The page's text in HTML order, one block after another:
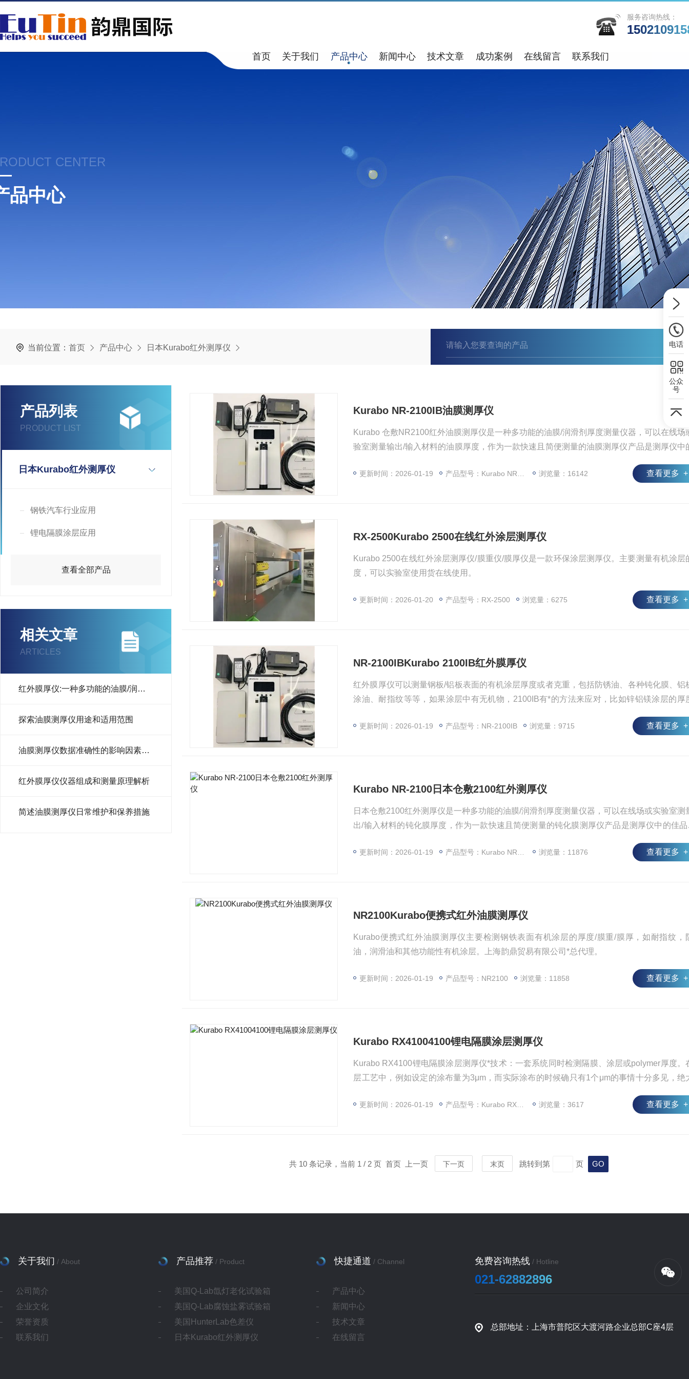
服务咨询热线：
首页 关于我们 产品中心 新闻中心 技术文章 成功案例 在线留言 联系我们
CENTER
品中心
当前位置： 首页 产品中心 日本Kurabo红外测厚仪
产品列表
PRODUCT LIST
日本Kurabo红外测厚仪
钢铁汽车行业应用
锂电隔膜涂层应用
查看全部产品
相关文章
ARTICLES
红外膜厚仪:一种多功能的油膜/润滑剂厚度测量仪器
探索油膜测厚仪用途和适用范围
油膜测厚仪数据准确性的影响因素分析
红外膜厚仪仪器组成和测量原理解析
简述油膜测厚仪日常维护和保养措施
Kurabo NR-2100IB油膜测厚仪
Kurabo 仓敷NR2100红外油膜测厚仪是一种多功能的油膜/润滑剂厚度测量仪器，可以在线场
验室测量输出/输入材料的油膜厚度，作为一款快速且简便测量的油膜测厚仪产品是测厚仪中
更新时间：2026-01-19 产品型号：Kurabo NR-2100IB 浏览量：16142 查看更多 +
RX-2500Kurabo 2500在线红外涂层测厚仪
Kurabo 2500在线红外涂层测厚仪/膜重仪/膜厚仪是一款环保涂层测厚仪。主要测量有机涂层
度，可以实验室使用货在线使用。
更新时间：2026-01-20 产品型号：RX-2500 浏览量：6275 查看更多 +
NR-2100IBKurabo 2100IB红外膜厚仪
红外膜厚仪可以测量钢板/铝板表面的有机涂层厚度或者克重，包括防锈油、各种钝化膜、铝
涂油、耐指纹等等，如果涂层中有无机物，2100IB有*的方法来应对，比如锌铝镁涂层的厚
更新时间：2026-01-19 产品型号：NR-2100IB 浏览量：9715 查看更多 +
Kurabo NR-2100日本仓敷2100红外测厚仪
日本仓敷2100红外测厚仪是一种多功能的油膜/润滑剂厚度测量仪器，可以在线场或实验室测
出/输入材料的钝化膜厚度，作为一款快速且简便测量的钝化膜测厚仪产品是测厚仪中的佳
更新时间：2026-01-19 产品型号：Kurabo NR-2100 浏览量：11876 查看更多 +
NR2100Kurabo便携式红外油膜测厚仪
Kurabo便携式红外油膜测厚仪主要检测钢铁表面有机涂层的厚度/膜重/膜厚，如耐指纹，
油，润滑油和其他功能性有机涂层。上海韵鼎贸易有限公司*总代理。
更新时间：2026-01-19 产品型号：NR2100 浏览量：11858 查看更多 +
Kurabo RX41004100锂电隔膜涂层测厚仪
Kurabo RX4100锂电隔膜涂层测厚仪*技术：一套系统同时检测隔膜、涂层或polymer厚度。
层工艺中，例如设定的涂布量为3μm，而实际涂布的时候确只有1个μm的事情十分多见，绝
更新时间：2026-01-19 产品型号：Kurabo RX4100 浏览量：3617 查看更多 +
共 10 条记录，当前 1 / 2 页 首页 上一页 下一页 末页 跳转到第 页
免费咨询热线 / Hotline
021-62882896
总部地址：上海市普陀区大渡河路企业总部C座4层
关于我们 / About
公司简介
企业文化
荣誉资质
联系我们
产品推荐 / Product
美国Q-Lab氙灯老化试验箱
美国Q-Lab腐蚀盐雾试验箱
美国HunterLab色差仪
日本Kurabo红外测厚仪
快捷通道 / Channel
产品中心
新闻中心
技术文章
在线留言
电话
公众
号